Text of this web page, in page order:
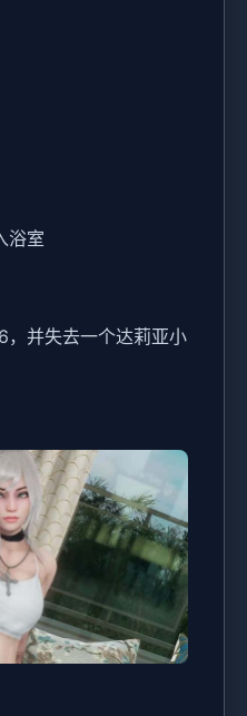
浴室
，并失去一个达莉亚小